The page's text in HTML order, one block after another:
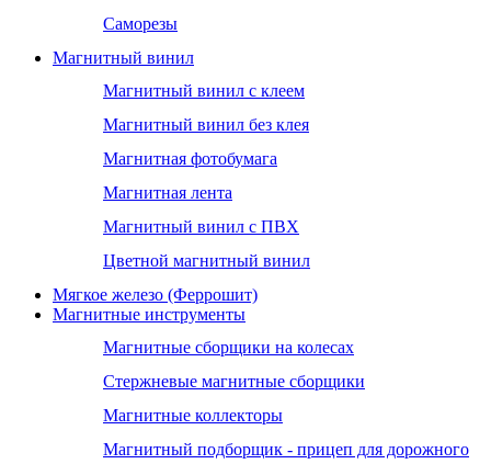
Саморезы
Магнитный винил
Магнитный винил с клеем
Магнитный винил без клея
Магнитная фотобумага
Магнитная лента
Магнитный винил с ПВХ
Цветной магнитный винил
Мягкое железо (Феррошит)
Магнитные инструменты
Магнитные сборщики на колесах
Стержневые магнитные сборщики
Магнитные коллекторы
Магнитный подборщик - прицеп для дорожного